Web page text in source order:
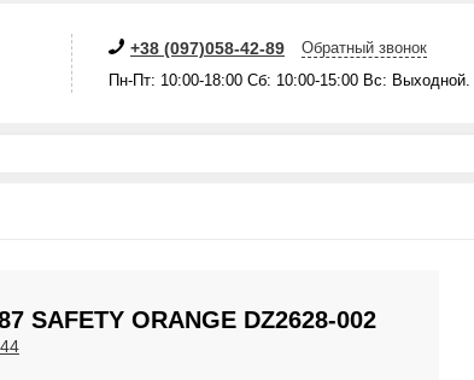
+38 (097)058-42-89
Обратный звонок
Пн-Пт: 10:00-18:00 Сб: 10:00-15:00 Вс: Выходной.
SAFETY ORANGE DZ2628-002